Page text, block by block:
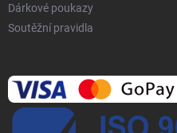
Dárkové poukazy
Soutěžní pravidla